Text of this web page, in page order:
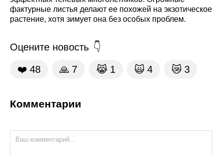
фактурные листья делают ее похожей на экзотическое
растение, хотя зимует она без особых проблем.
Оцените новость
❤️ 48 🙏 7 😹 1 🙀 4 😿 3
Комментарии